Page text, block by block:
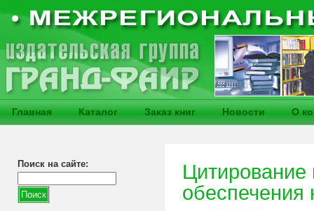
Главная Каталог Заказ книг Новости О
Поиск на сайте:
Цитирование
обеспечения